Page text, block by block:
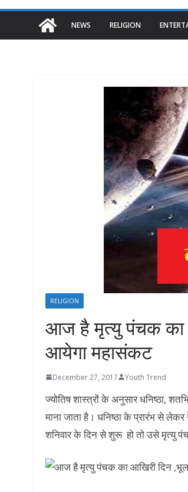
NEWS RELIGION
RELIGION
आज है मृत्यु पंचक का
आयेगा महासंकट
December 27, 2017 Youth Trend
ज्योतिष शास्त्रों के अनुसार धनिष्ठा,
माना जाता है। धनिष्ठा के प्रारंभ से
शनिवार के दिन से शुरू हो तो उसे मृत्यु